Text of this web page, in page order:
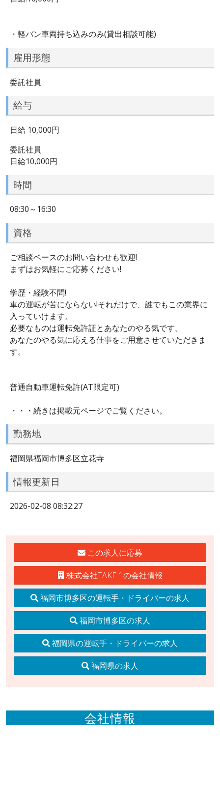
・軽バン車両持ち込みのみ(貸出相談可能)
雇用形態
委託社員
給与
日給 10,000円
委託社員
日給10,000円
時間
08:30～16:30
資格
ご相談ベースのお問い合わせも歓迎!
まずはお気軽にご応募ください!
学歴・経験不問!
車の運転が苦にならない!それだけで、誰でもこの業界に
入っていけます。
必要なものは運転免許証とあなたのやる気です。
あなたのやる気に応える仕事をご用意させていただきま
す。
普通自動車運転免許(AT限定可)
・・・続きは掲載元ページでご覧ください。
勤務地
福岡県福岡市博多区立花寺
情報更新日
2026-02-08 08:32:27
この求人に応募
株式会社TAKE-1の会社情報
福岡市博多区の運転手・ドライバーの求人
福岡市博多区の求人
福岡県の運転手・ドライバーの求人
福岡県の求人
会社情報